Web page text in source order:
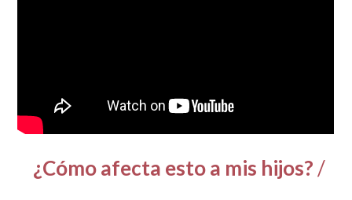
¿Cómo afecta esto a mis hijos? /